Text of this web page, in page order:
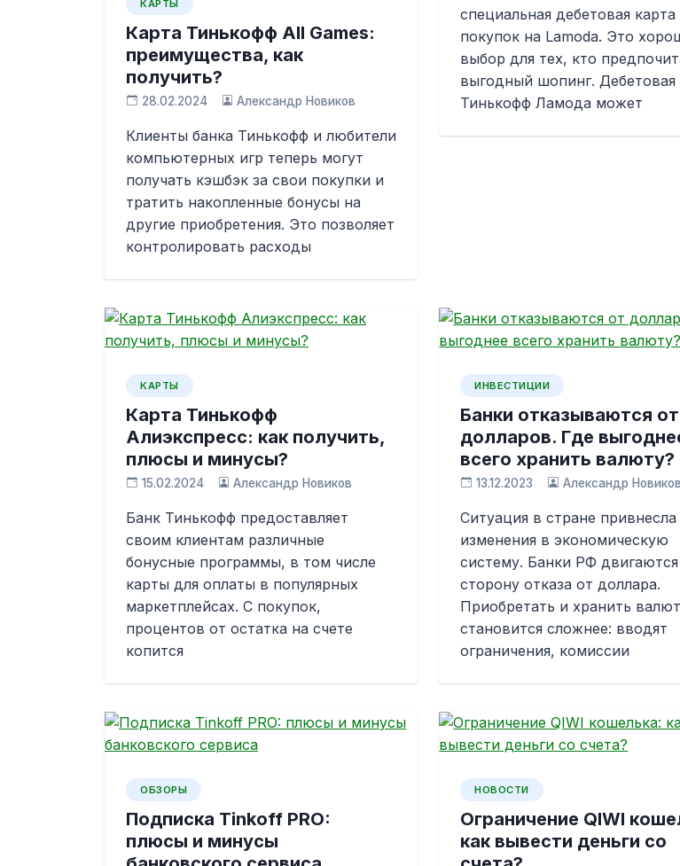
КАРТЫ
Карта Тинькофф All Games:
преимущества, как
получить?
28.02.2024 Александр Новиков
Клиенты банка Тинькофф и любители
компьютерных игр теперь могут
получать кэшбэк за свои покупки и
тратить накопленные бонусы на
другие приобретения. Это позволяет
контролировать расходы
специальная дебетовая карта
покупок на Lamoda. Это
выбор для тех, кто
выгодный шопинг. Дебетовая
Тинькофф Ламода может
КАРТЫ
Карта Тинькофф
Алиэкспресс: как получить,
плюсы и минусы?
15.02.2024 Александр Новиков
Банк Тинькофф предоставляет
своим клиентам различные
бонусные программы, в том числе
карты для оплаты в популярных
маркетплейсах. С покупок,
процентов от остатка на счете
копится
ИНВЕСТИЦИИ
Банки отказываются от
долларов. Где
всего хранить валюту?
13.12.2023 Александр Новиков
Ситуация в стране привнесла
изменения в экономическую
систему. Банки РФ
сторону отказа от доллара.
Приобретать и хранить
становится сложнее: вводят
ограничения, комиссии
ОБЗОРЫ
Подписка Tinkoff PRO:
плюсы и минусы
НОВОСТИ
Ограничение QIWI
как вывести деньги со